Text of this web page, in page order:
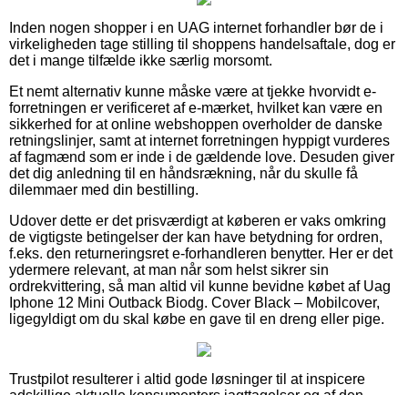
Inden nogen shopper i en UAG internet forhandler bør de i
virkeligheden tage stilling til shoppens handelsaftale, dog er
det i mange tilfælde ikke særlig morsomt.
Et nemt alternativ kunne måske være at tjekke hvorvidt e-
forretningen er verificeret af e-mærket, hvilket kan være en
sikkerhed for at online webshoppen overholder de danske
retningslinjer, samt at internet forretningen hyppigt vurderes
af fagmænd som er inde i de gældende love. Desuden giver
det dig anledning til en håndsrækning, når du skulle få
dilemmaer med din bestilling.
Udover dette er det prisværdigt at køberen er vaks omkring
de vigtigste betingelser der kan have betydning for ordren,
f.eks. den returneringsret e-forhandleren benytter. Her er det
ydermere relevant, at man når som helst sikrer sin
ordrekvittering, så man altid vil kunne bevidne købet af Uag
Iphone 12 Mini Outback Biodg. Cover Black – Mobilcover,
ligegyldigt om du skal købe en gave til en dreng eller pige.
Trustpilot resulterer i altid gode løsninger til at inspicere